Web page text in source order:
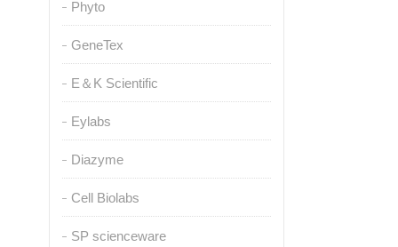
Phyto
GeneTex
E＆K Scientific
Eylabs
Diazyme
Cell Biolabs
SP scienceware